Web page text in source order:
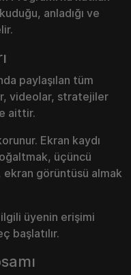
anladığı ve
paylaşılan tüm
videolar, stratejiler
aittir.
Ekran kaydı
üçüncü
görüntüsü almak
üyenin erişimi
başlatılır.